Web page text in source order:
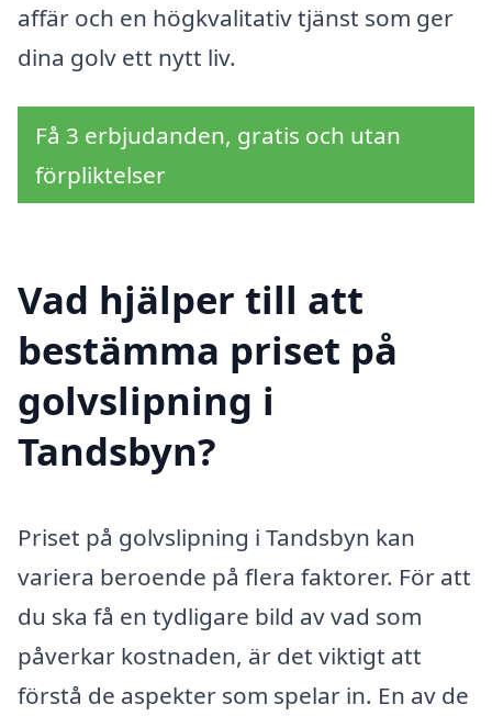
affär och en högkvalitativ tjänst som ger
dina golv ett nytt liv.
Få 3 erbjudanden, gratis och utan
förpliktelser
Vad hjälper till att
bestämma priset på
golvslipning i
Tandsbyn?
Priset på golvslipning i Tandsbyn kan
variera beroende på flera faktorer. För att
du ska få en tydligare bild av vad som
påverkar kostnaden, är det viktigt att
förstå de aspekter som spelar in. En av de